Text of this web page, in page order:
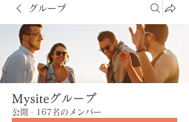
グループ
Mysiteグループ
公開 · 167名のメンバー